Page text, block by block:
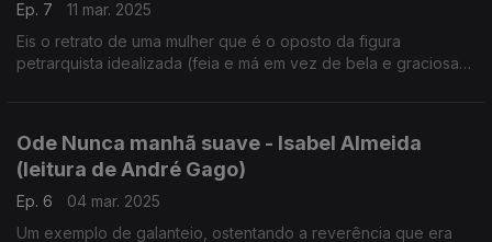
Ep. 7
11 mar. 2025
Eis o retrato de uma mulher que é o oposto da figura
petrarquista idealizada (feia e má em vez de bela e graciosa).
Ode Nunca manhã suave - Isabel Almeida
(leitura de André Gago)
Ep. 6
04 mar. 2025
Um exemplo de galanteio, ostentando a reverência que era